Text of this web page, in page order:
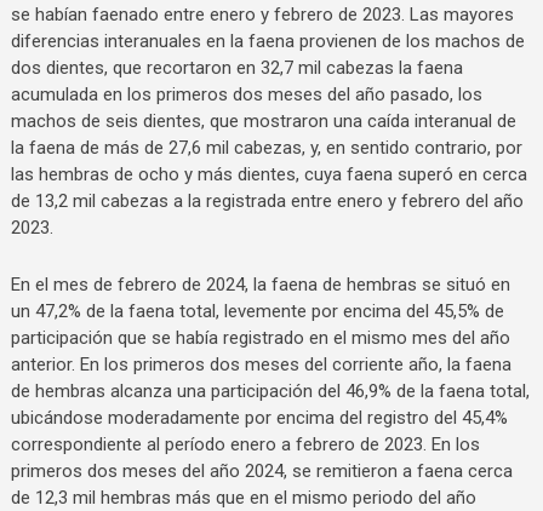
se habían faenado entre enero y febrero de 2023. Las mayores
diferencias interanuales en la faena provienen de los machos de
dos dientes, que recortaron en 32,7 mil cabezas la faena
acumulada en los primeros dos meses del año pasado, los
machos de seis dientes, que mostraron una caída interanual de
la faena de más de 27,6 mil cabezas, y, en sentido contrario, por
las hembras de ocho y más dientes, cuya faena superó en cerca
de 13,2 mil cabezas a la registrada entre enero y febrero del año
2023.
En el mes de febrero de 2024, la faena de hembras se situó en
un 47,2% de la faena total, levemente por encima del 45,5% de
participación que se había registrado en el mismo mes del año
anterior. En los primeros dos meses del corriente año, la faena
de hembras alcanza una participación del 46,9% de la faena total,
ubicándose moderadamente por encima del registro del 45,4%
correspondiente al período enero a febrero de 2023. En los
primeros dos meses del año 2024, se remitieron a faena cerca
de 12,3 mil hembras más que en el mismo periodo del año